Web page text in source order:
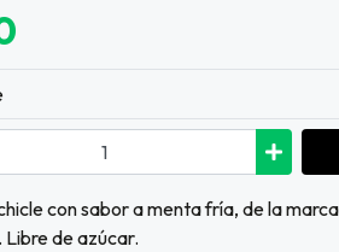
con sabor a menta fría, de la
de azúcar.